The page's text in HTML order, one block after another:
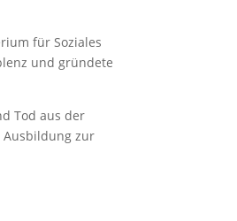
für Soziales
und gründete
Tod aus der
Ausbildung zur